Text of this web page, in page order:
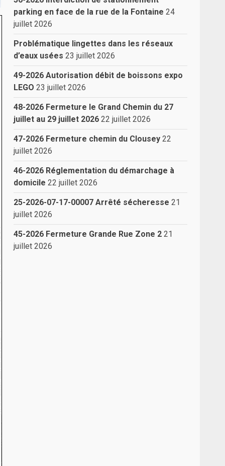
parking en face de la rue de la Fontaine 24
juillet 2026
Problématique lingettes dans les réseaux
d’eaux usées 23 juillet 2026
49-2026 Autorisation débit de boissons expo
LEGO 23 juillet 2026
48-2026 Fermeture le Grand Chemin du 27
juillet au 29 juillet 2026 22 juillet 2026
47-2026 Fermeture chemin du Clousey 22
juillet 2026
46-2026 Réglementation du démarchage à
domicile 22 juillet 2026
25-2026-07-17-00007 Arrêté sécheresse 21
juillet 2026
45-2026 Fermeture Grande Rue Zone 2 21
juillet 2026